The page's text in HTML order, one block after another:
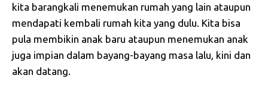
kita barangkali menemukan rumah yang lain ataupun
mendapati kembali rumah kita yang dulu. Kita bisa
pula membikin anak baru ataupun menemukan anak
juga impian dalam bayang-bayang masa lalu, kini dan
akan datang.